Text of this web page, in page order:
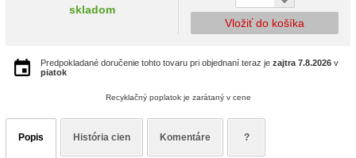
skladom
Vložiť do košíka
Predpokladané doručenie tohto tovaru pri objednaní teraz je zajtra 7.8.2026 v
piatok
Recyklačný poplatok je zarátaný v cene
Popis História cien Komentáre ?